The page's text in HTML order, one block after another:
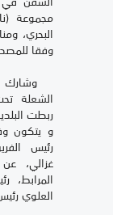
مجموعة
البحري،
وفقا
وشارك
الشعلة
ربطت
و يتكون
رئيس
غزالي،
المرابط،
العلوي